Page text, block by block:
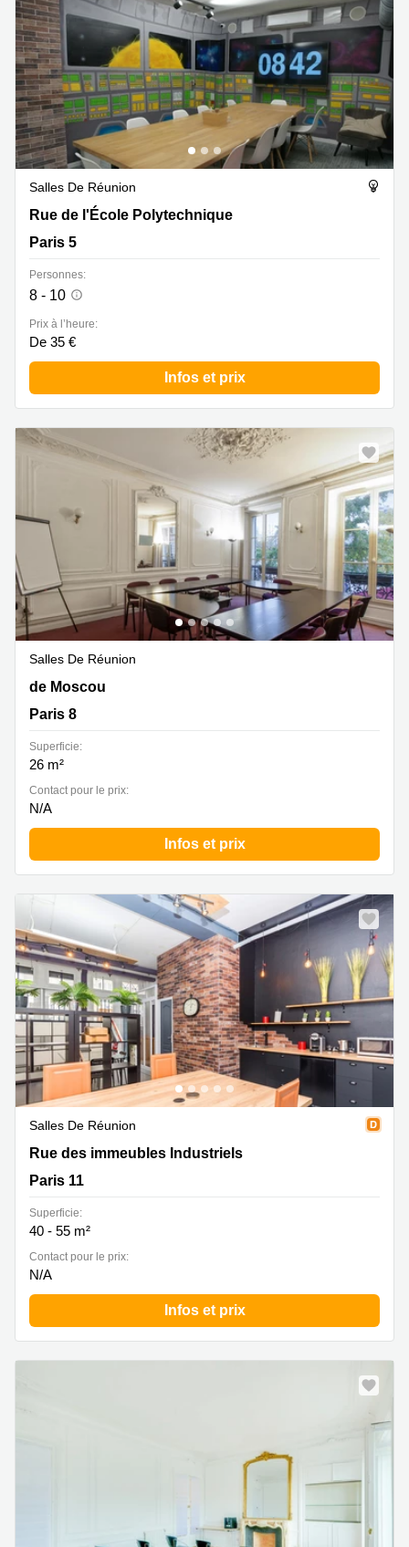
Salles De Réunion
Rue de l'École Polytechnique, Paris 5
Rue de l'École Polytechnique
Paris 5
Personnes:
8 - 10
Prix à l’heure:
De 35 €
Infos et prix
Salles De Réunion
11 bis rue de Moscou, Paris 8
de Moscou
Paris 8
Superficie:
26 m²
Contact pour le prix:
N/A
Infos et prix
Salles De Réunion
Rue des immeubles Industriels 12, Paris 11
Rue des immeubles Industriels
Paris 11
Superficie:
40 - 55 m²
Contact pour le prix:
N/A
Infos et prix